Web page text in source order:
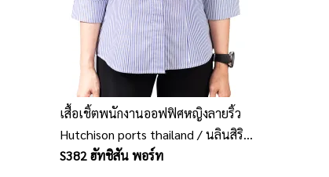
เสื้อเชิ้ตพนักงานออฟฟิศหญิงลายริ้ว
Hutchison ports thailand / นลินสิริ
โรงงานผลิตเสื้อเชิ้ตยูนิฟอร์มพนักงาน
S382 ฮัทชิสัน พอร์ท